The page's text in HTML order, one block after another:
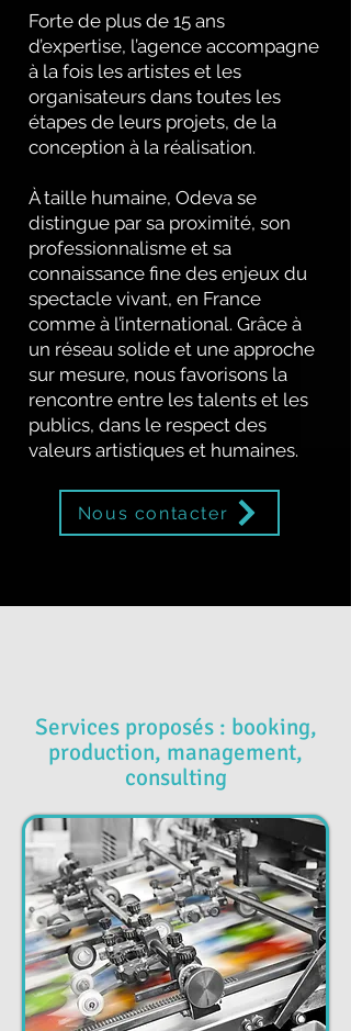
Forte de plus de 15 ans
d’expertise, l’agence accompagne
à la fois les artistes et les
organisateurs dans toutes les
étapes de leurs projets, de la
conception à la réalisation.
À taille humaine, Odeva se
distingue par sa proximité, son
professionnalisme et sa
connaissance fine des enjeux du
spectacle vivant, en France
comme à l’international. Grâce à
un réseau solide et une approche
sur mesure, nous favorisons la
rencontre entre les talents et les
publics, dans le respect des
valeurs artistiques et humaines.
Nous contacter
Services proposés : booking,
production, management,
consulting